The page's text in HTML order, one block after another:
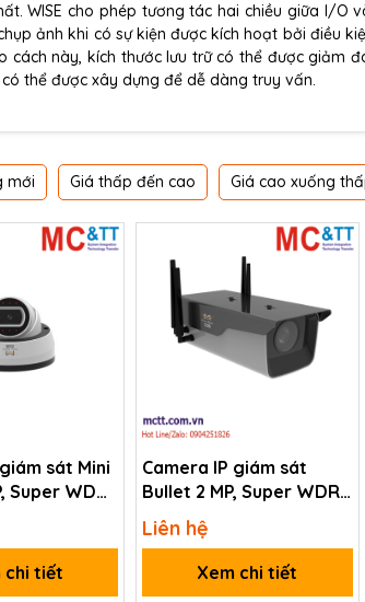
WISE cho phép tương tác hai chiều giữa I/O
ảnh khi có sự kiện được kích hoạt bởi điều
cách này, kích thước lưu trữ có thể được giảm
thể được xây dựng để dễ dàng truy vấn.
mới Giá thấp đến cao Giá cao xuống
sát Mini
Super WDR,
F-SC621
chi tiết
Camera IP giám sát
Bullet 2 MP, Super WDR,
IP67 Four-Faith F-SC241
Liên hệ
Xem chi tiết